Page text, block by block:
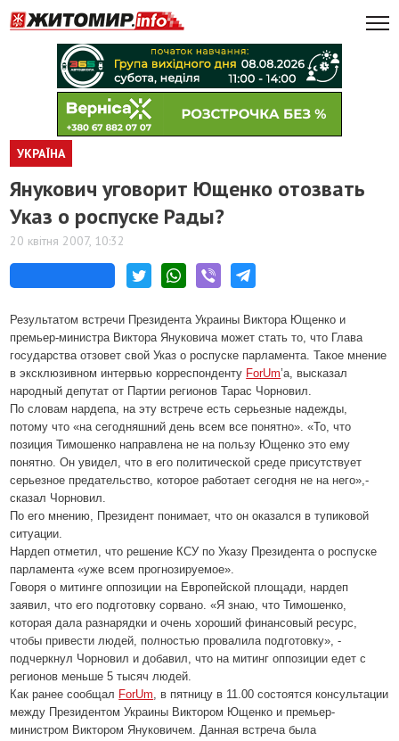
УКРАЇНА
Янукович уговорит Ющенко отозвать
Указ о роспуске Рады?
20 квітня 2007, 10:32
Результатом встречи Президента Украины Виктора Ющенко и
премьер-министра Виктора Януковича может стать то, что Глава
государства отзовет свой Указ о роспуске парламента. Такое мнение
в эксклюзивном интервью корреспонденту ForUm’а, высказал
народный депутат от Партии регионов Тарас Чорновил.
По словам нардепа, на эту встрече есть серьезные надежды,
потому что «на сегодняшний день всем все понятно». «То, что
позиция Тимошенко направлена не на пользу Ющенко это ему
понятно. Он увидел, что в его политической среде присутствует
серьезное предательство, которое работает сегодня не на него»,-
сказал Чорновил.
По его мнению, Президент понимает, что он оказался в тупиковой
ситуации.
Нардеп отметил, что решение КСУ по Указу Президента о роспуске
парламента «уже всем прогнозируемое».
Говоря о митинге оппозиции на Европейской площади, нардеп
заявил, что его подготовку сорвано. «Я знаю, что Тимошенко,
которая дала разнарядки и очень хороший финансовый ресурс,
чтобы привести людей, полностью провалила подготовку», -
подчеркнул Чорновил и добавил, что на митинг оппозиции едет с
регионов меньше 5 тысяч людей.
Как ранее сообщал ForUm, в пятницу в 11.00 состоятся консультации
между Президентом Украины Виктором Ющенко и премьер-
министром Виктором Януковичем. Данная встреча была